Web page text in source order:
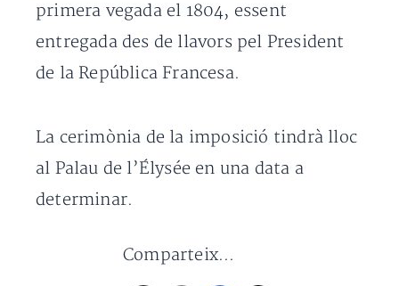
primera vegada el 1804, essent
entregada des de llavors pel President
de la República Francesa.
La cerimònia de la imposició tindrà lloc
al Palau de l’Élysée en una data a
determinar.
Comparteix...